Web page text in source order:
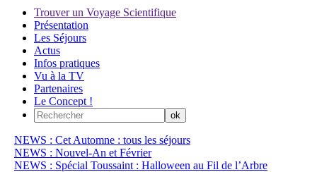
Trouver un Voyage Scientifique
Présentation
Les Séjours
Actus
Infos pratiques
Vu à la TV
Partenaires
Le Concept !
NEWS : Cet Automne : tous les séjours
NEWS : Nouvel-An et Février
NEWS : Spécial Toussaint : Halloween au Fil de l’Arbre